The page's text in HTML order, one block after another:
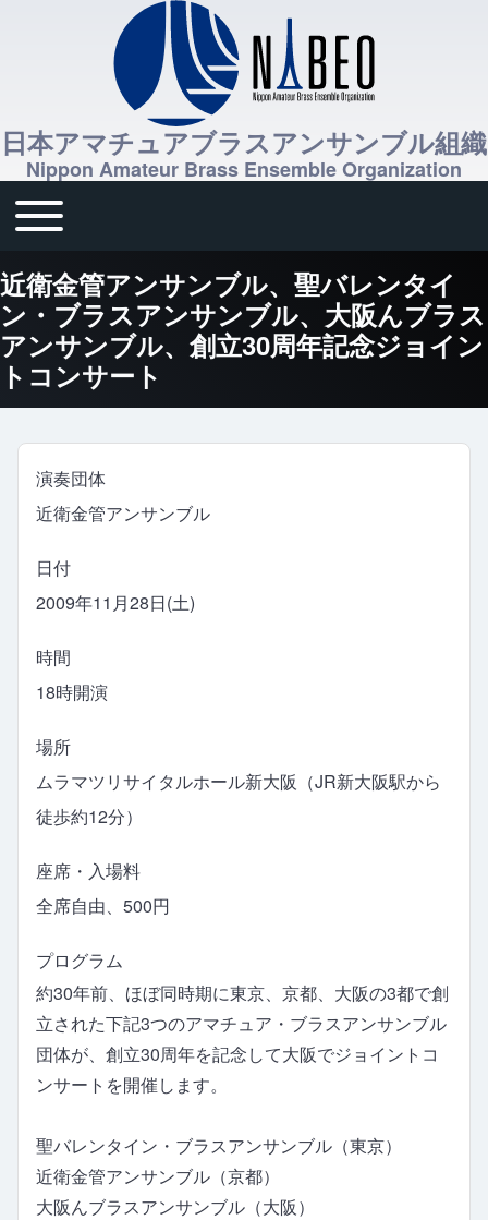
日本アマチュアブラスアンサンブル組織
Nippon Amateur Brass Ensemble Organization
メインナビゲーション
Toggle main menu
近衛金管アンサンブル、聖バレンタイ
ン・ブラスアンサンブル、大阪んブラス
アンサンブル、創立30周年記念ジョイン
トコンサート
演奏団体
近衛金管アンサンブル
日付
2009年11月28日(土)
時間
18時開演
場所
ムラマツリサイタルホール新大阪（JR新大阪駅から
徒歩約12分）
座席・入場料
全席自由、500円
プログラム
約30年前、ほぼ同時期に東京、京都、大阪の3都で創
立された下記3つのアマチュア・ブラスアンサンブル
団体が、創立30周年を記念して大阪でジョイントコ
ンサートを開催します。
聖バレンタイン・ブラスアンサンブル（東京）
近衛金管アンサンブル（京都）
大阪んブラスアンサンブル（大阪）